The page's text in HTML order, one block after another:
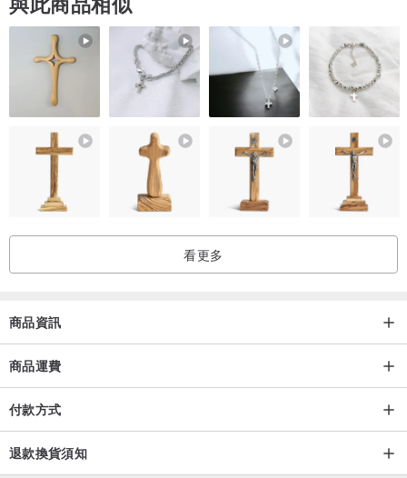
看更多
商品資訊
商品運費
付款方式
退款換貨須知